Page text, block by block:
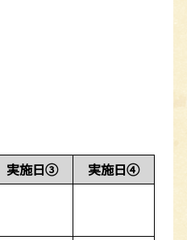
実施日③ 実施日④